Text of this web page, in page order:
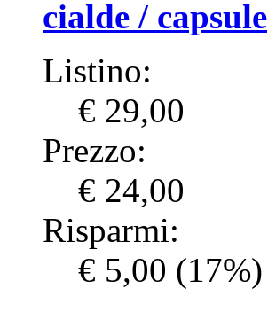
cialde / capsule
Listino:
€ 29,00
Prezzo:
€ 24,00
Risparmi:
€ 5,00 (17%)